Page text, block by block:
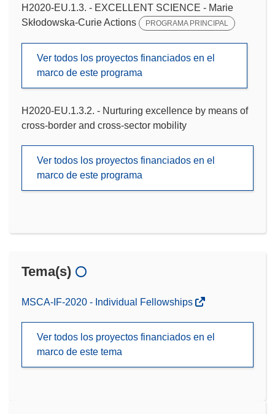
H2020-EU.1.3. - EXCELLENT SCIENCE - Marie
Skłodowska-Curie Actions
PROGRAMA PRINCIPAL
Ver todos los proyectos financiados en el
marco de este programa
H2020-EU.1.3.2. - Nurturing excellence by means of
cross-border and cross-sector mobility
Ver todos los proyectos financiados en el
marco de este programa
Tema(s)
MSCA-IF-2020 - Individual Fellowships
Ver todos los proyectos financiados en el
marco de este tema